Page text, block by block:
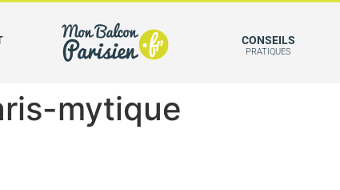
CONSEILS
PRATIQUES
mytique